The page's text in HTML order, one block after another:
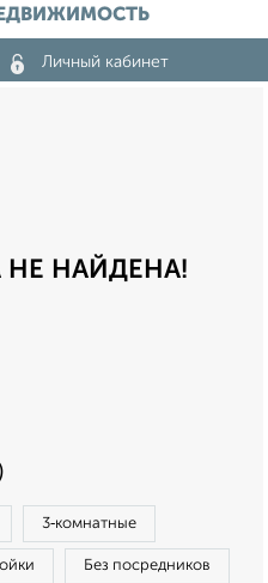
Личный кабинет
НЕ НАЙДЕНА!
3‑комнатные
Без посредников